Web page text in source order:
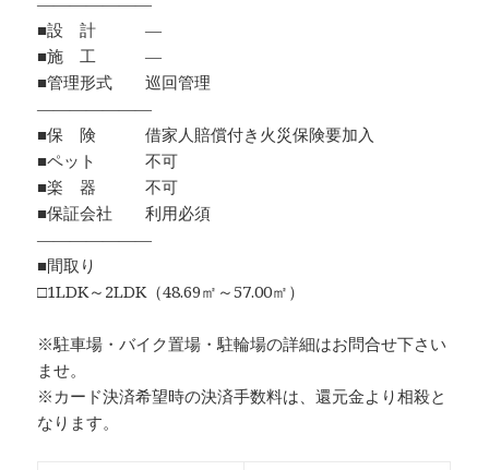
■設 計 ―
■施 工 ―
■管理形式 巡回管理
―――――――
■保 険 借家人賠償付き火災保険要加入
■ペット 不可
■楽 器 不可
■保証会社 利用必須
―――――――
■間取り
□1LDK～2LDK（48.69㎡～57.00㎡）
※駐車場・バイク置場・駐輪場の詳細はお問合せ下さい
ませ。
※カード決済希望時の決済手数料は、還元金より相殺と
なります。